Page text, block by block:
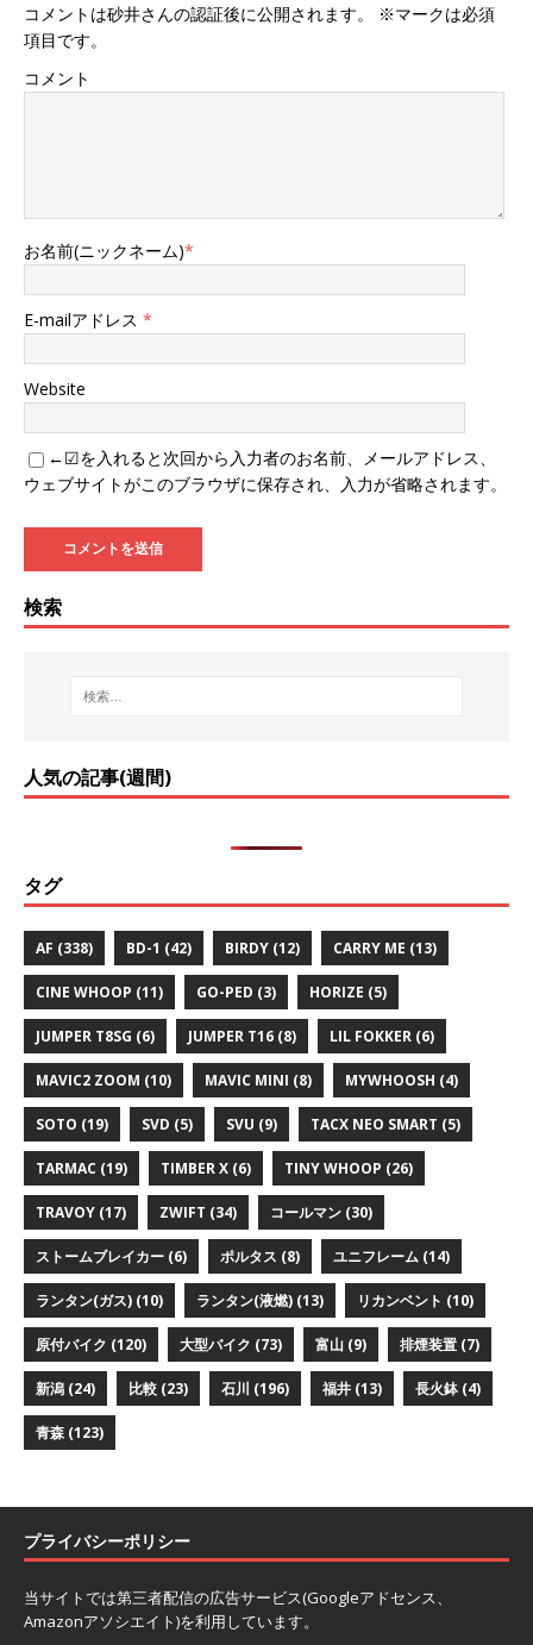
コメントは砂井さんの認証後に公開されます。 ※マークは必須
項目です。
コメント
お名前(ニックネーム)*
E-mailアドレス *
Website
←☑を入れると次回から入力者のお名前、メールアドレス、
ウェブサイトがこのブラウザに保存され、入力が省略されます。
検索
人気の記事(週間)
タグ
AF (338) BD-1 (42) BIRDY (12) CARRY ME (13)
CINE WHOOP (11) GO-PED (3) HORIZE (5)
JUMPER T8SG (6) JUMPER T16 (8) LIL FOKKER (6)
MAVIC2 ZOOM (10) MAVIC MINI (8) MYWHOOSH (4)
SOTO (19) SVD (5) SVU (9) TACX NEO SMART (5)
TARMAC (19) TIMBER X (6) TINY WHOOP (26)
TRAVOY (17) ZWIFT (34) コールマン (30)
ストームブレイカー (6) ポルタス (8) ユニフレーム (14)
ランタン(ガス) (10) ランタン(液燃) (13) リカンベント (10)
原付バイク (120) 大型バイク (73) 富山 (9) 排煙装置 (7)
新潟 (24) 比較 (23) 石川 (196) 福井 (13) 長火鉢 (4)
青森 (123)
プライバシーポリシー
当サイトでは第三者配信の広告サービス(Googleアドセンス、
Amazonアソシエイト)を利用しています。